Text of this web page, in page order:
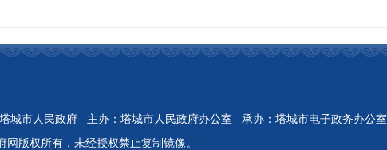
城市人民政府 主办：塔城市人民政府办公室 承办：塔城市电子政务办公室
版权所有，未经授权禁止复制镜像。